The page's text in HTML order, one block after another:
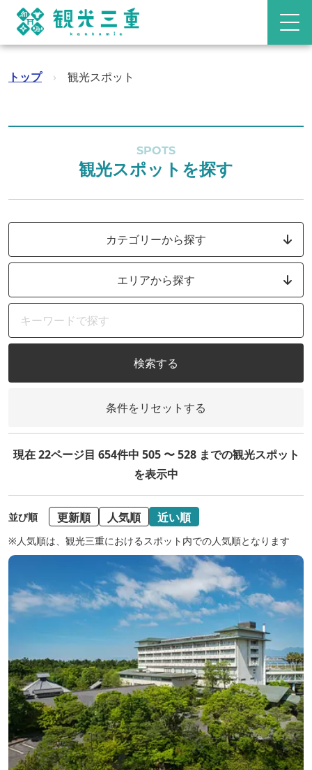
トップ › 観光スポット
SPOTS
観光スポットを探す
カテゴリーから探す
エリアから探す
検索する
条件をリセットする
現在 22ページ目 654件中 505 〜 528 までの観光スポット
を表示中
並び順 更新順 人気順 近い順
※人気順は、観光三重におけるスポット内での人気順となります